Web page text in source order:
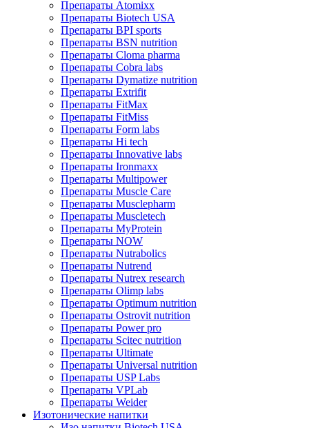
Препараты Atomixx
Препараты Biotech USA
Препараты BPI sports
Препараты BSN nutrition
Препараты Cloma pharma
Препараты Cobra labs
Препараты Dymatize nutrition
Препараты Extrifit
Препараты FitMax
Препараты FitMiss
Препараты Form labs
Препараты Hi tech
Препараты Innovative labs
Препараты Ironmaxx
Препараты Multipower
Препараты Muscle Care
Препараты Musclepharm
Препараты Muscletech
Препараты MyProtein
Препараты NOW
Препараты Nutrabolics
Препараты Nutrend
Препараты Nutrex research
Препараты Olimp labs
Препараты Optimum nutrition
Препараты Ostrovit nutrition
Препараты Power pro
Препараты Scitec nutrition
Препараты Ultimate
Препараты Universal nutrition
Препараты USP Labs
Препараты VPLab
Препараты Weider
Изотонические напитки